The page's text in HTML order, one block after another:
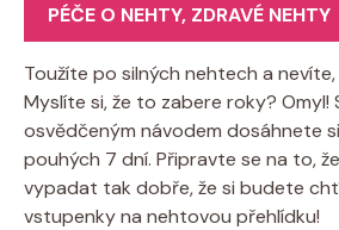
PÉČE O NEHTY, ZDRAVÉ NEHTY
Toužíte po silných nehtech a
Myslíte si, že to zabere roky? Omyl!
osvědčeným návodem dosáhnete
pouhých 7 dní. Připravte se na to,
vypadat tak dobře, že si budete
vstupenky na nehtovou přehlídku!